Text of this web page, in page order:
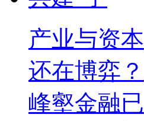
产业与资本
还在博弈？
峰壑金融已